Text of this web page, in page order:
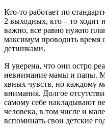
Кто-то работает по
2 выходных, кто – то ходит
важно, все равно нужно
максимум проводить
детишками.
Я уверена, что они остро
невнимание мамы и папы.
явных чувств, но каждому
внимания. Долгое
самому себе накладывают
человека, в том числе и
вспоминать свои детские